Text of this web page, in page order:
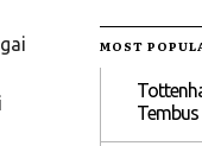
MOST
Tembus